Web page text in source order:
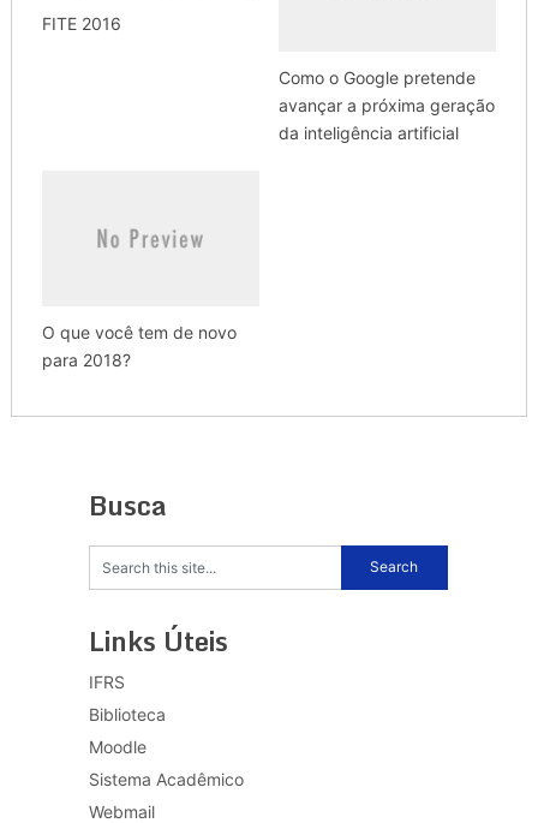
FITE 2016
Como o Google pretende
avançar a próxima geração
da inteligência artificial
O que você tem de novo
para 2018?
Busca
Links Úteis
IFRS
Biblioteca
Moodle
Sistema Acadêmico
Webmail